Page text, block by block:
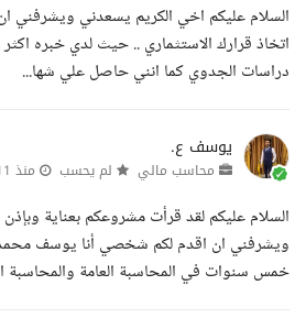
السلام عليكم اخي الكريم يسعدني
دراسات الجدوي كما انني حاصل علي شها...
يوسف ع.
محاسب مالي لم يحسب منذ 11 شهرا
السلام عليكم لقد قرأت مشروعكم بعناية وبإذن
ويشرفني ان اقدم لكم شخصي أنا يوسف
خمس سنوات في المحاسبة العامة والمحاسبة